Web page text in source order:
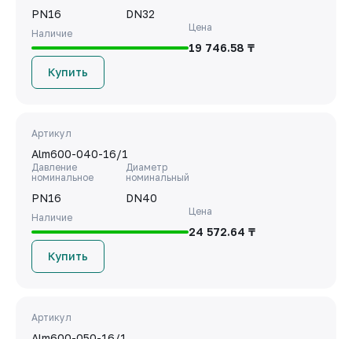
PN16 DN32
Наличие
Цена
19 746.58 ₸
Купить
Артикул
Alm600-040-16/1
Давление
номинальное
PN16
Диаметр
номинальный
DN40
Наличие
Цена
24 572.64 ₸
Купить
Артикул